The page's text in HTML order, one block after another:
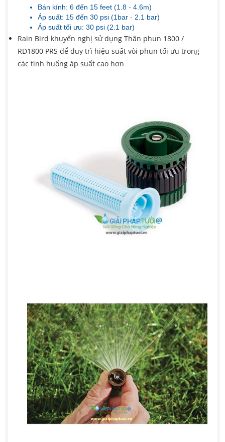
Bán kính: 6 đến 15 feet (1.8 - 4.6m)
Áp suất: 15 đến 30 psi (1bar - 2.1 bar)
Áp suất tối ưu: 30 psi (2.1 bar)
Rain Bird khuyến nghị sử dụng Thân phun 1800 /
RD1800 PRS để duy trì hiệu suất vòi phun tối ưu trong
các tình huống áp suất cao hơn